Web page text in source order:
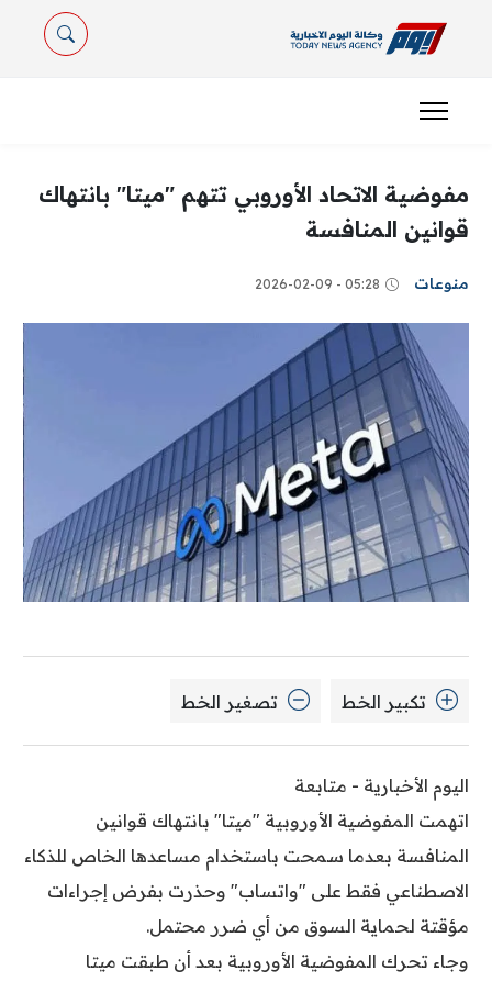
مفوضية الاتحاد الأوروبي تتهم "ميتا" بانتهاك
قوانين المنافسة
منوعات 05:28 - 2026-02-09
تكبير الخط تصغير الخط
اليوم الأخبارية - متابعة
اتهمت المفوضية الأوروبية "ميتا" بانتهاك قوانين
المنافسة بعدما سمحت باستخدام مساعدها الخاص للذكاء
الاصطناعي فقط على "واتساب" وحذرت بفرض إجراءات
مؤقتة لحماية السوق من أي ضرر محتمل.
وجاء تحرك المفوضية الأوروبية بعد أن طبقت ميتا